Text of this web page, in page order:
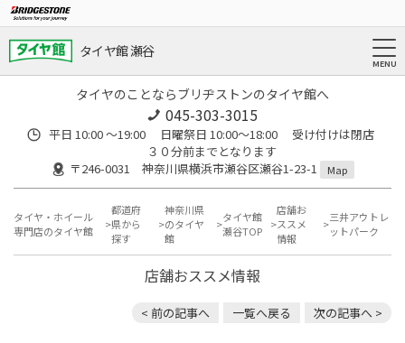
タイヤ館 瀬谷
タイヤのことならブリヂストンのタイヤ館へ
045-303-3015
平日 10:00 ～19:00 日曜祭日 10:00～18:00 受け付けは閉店
３０分前までとなります
〒246-0031 神奈川県横浜市瀬谷区瀬谷1-23-1
Map
タイヤ・ホイール
専門店のタイヤ館
都道府
県から
探す
神奈川県
のタイヤ
館
タイヤ館
瀬谷TOP
店舗お
ススメ
情報
三井アウトレ
ットパーク
店舗おススメ情報
< 前の記事へ 一覧へ戻る 次の記事へ >